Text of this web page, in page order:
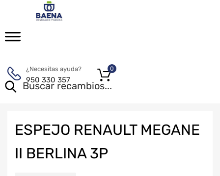
¿Necesitas ayuda?
950 330 357
0
ESPEJO RENAULT MEGANE
II BERLINA 3P